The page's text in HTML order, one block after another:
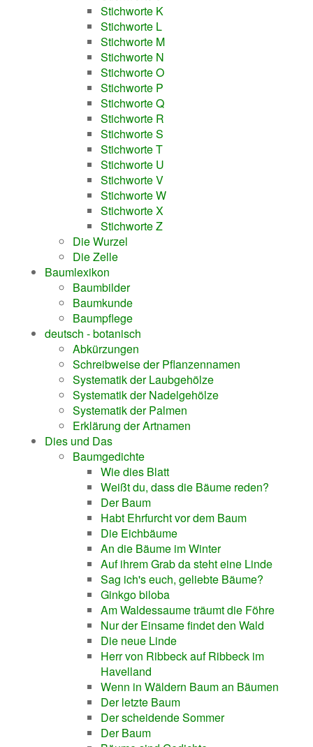
Stichworte K
Stichworte L
Stichworte M
Stichworte N
Stichworte O
Stichworte P
Stichworte Q
Stichworte R
Stichworte S
Stichworte T
Stichworte U
Stichworte V
Stichworte W
Stichworte X
Stichworte Z
Die Wurzel
Die Zelle
Baumlexikon
Baumbilder
Baumkunde
Baumpflege
deutsch - botanisch
Abkürzungen
Schreibweise der Pflanzennamen
Systematik der Laubgehölze
Systematik der Nadelgehölze
Systematik der Palmen
Erklärung der Artnamen
Dies und Das
Baumgedichte
Wie dies Blatt
Weißt du, dass die Bäume reden?
Der Baum
Habt Ehrfurcht vor dem Baum
Die Eichbäume
An die Bäume im Winter
Auf ihrem Grab da steht eine Linde
Sag ich's euch, geliebte Bäume?
Ginkgo biloba
Am Waldessaume träumt die Föhre
Nur der Einsame findet den Wald
Die neue Linde
Herr von Ribbeck auf Ribbeck im
Havelland
Wenn in Wäldern Baum an Bäumen
Der letzte Baum
Der scheidende Sommer
Der Baum